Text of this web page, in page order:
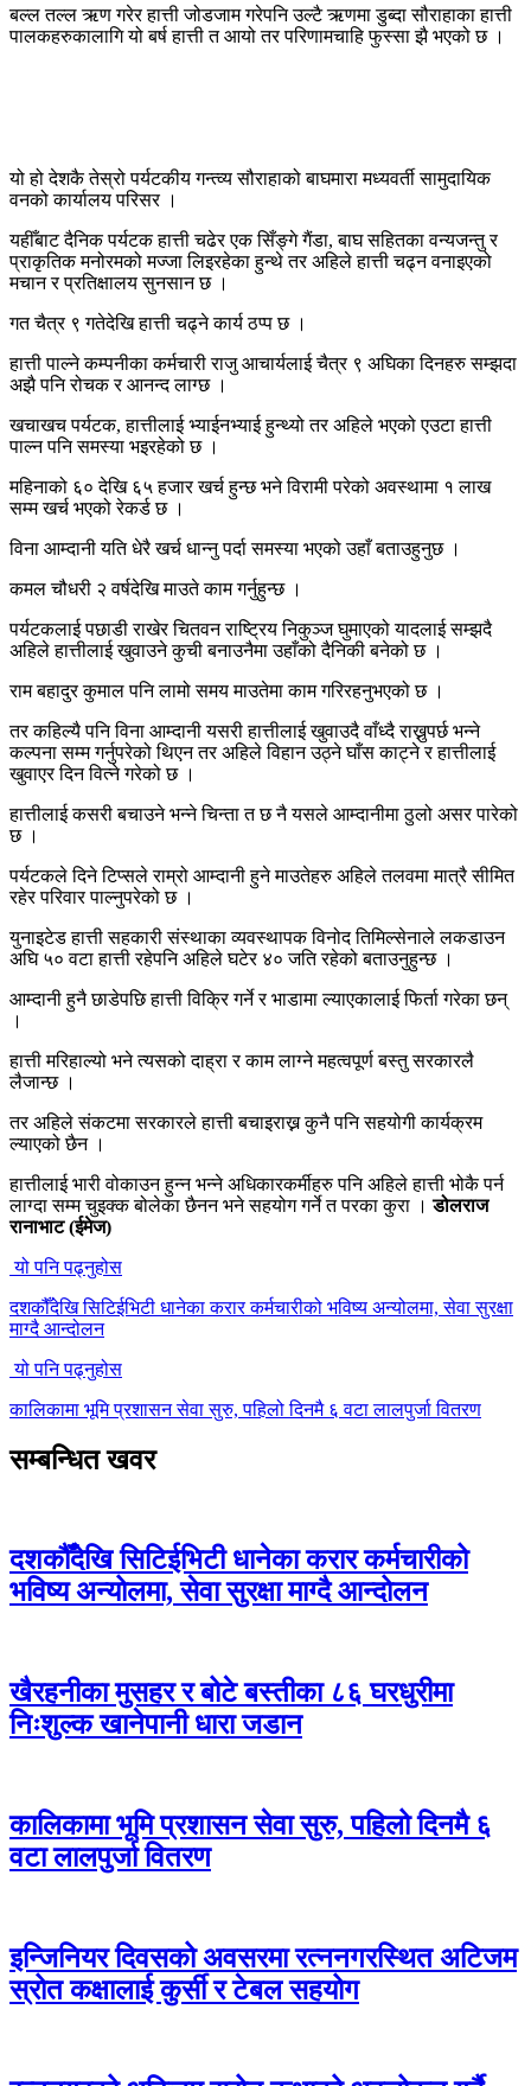
बल्ल तल्ल ऋण गरेर हात्ती जोडजाम गरेपनि उल्टै ऋणमा डुब्दा सौराहाका हात्ती
पालकहरुकालागि यो बर्ष हात्ती त आयो तर परिणामचाहि फुस्सा झै भएको छ ।
यो हो देशकै तेस्रो पर्यटकीय गन्त्व्य सौराहाको बाघमारा मध्यवर्ती सामुदायिक
वनको कार्यालय परिसर ।
यहीँबाट दैनिक पर्यटक हात्ती चढेर एक सिँङ्गे गैंडा, बाघ सहितका वन्यजन्तु र
प्राकृतिक मनोरमको मज्जा लिइरहेका हुन्थे तर अहिले हात्ती चढ्न वनाइएको
मचान र प्रतिक्षालय सुनसान छ ।
गत चैत्र ९ गतेदेखि हात्ती चढ्ने कार्य ठप्प छ ।
हात्ती पाल्ने कम्पनीका कर्मचारी राजु आचार्यलाई चैत्र ९ अघिका दिनहरु सम्झदा
अझै पनि रोचक र आनन्द लाग्छ ।
खचाखच पर्यटक, हात्तीलाई भ्याईनभ्याई हुन्थ्यो तर अहिले भएको एउटा हात्ती
पाल्न पनि समस्या भइरहेको छ ।
महिनाको ६० देखि ६५ हजार खर्च हुन्छ भने विरामी परेको अवस्थामा १ लाख
सम्म खर्च भएको रेकर्ड छ ।
विना आम्दानी यति धेरै खर्च धान्नु पर्दा समस्या भएको उहाँ बताउहुनुछ ।
कमल चौधरी २ वर्षदेखि माउते काम गर्नुहुन्छ ।
पर्यटकलाई पछाडी राखेर चितवन राष्ट्रिय निकुञ्ज घुमाएको यादलाई सम्झदै
अहिले हात्तीलाई खुवाउने कुची बनाउनैमा उहाँको दैनिकी बनेको छ ।
राम बहादुर कुमाल पनि लामो समय माउतेमा काम गरिरहनुभएको छ ।
तर कहिल्यै पनि विना आम्दानी यसरी हात्तीलाई खुवाउदै वाँध्दै राख्नुपर्छ भन्ने
कल्पना सम्म गर्नुपरेको थिएन तर अहिले विहान उठ्ने घाँस काट्ने र हात्तीलाई
खुवाएर दिन वित्ने गरेको छ ।
हात्तीलाई कसरी बचाउने भन्ने चिन्ता त छ नै यसले आम्दानीमा ठुलो असर पारेको
छ ।
पर्यटकले दिने टिप्सले राम्रो आम्दानी हुने माउतेहरु अहिले तलवमा मात्रै सीमित
रहेर परिवार पाल्नुपरेको छ ।
युनाइटेड हात्ती सहकारी संस्थाका व्यवस्थापक विनोद तिमिल्सेनाले लकडाउन
अघि ५० वटा हात्ती रहेपनि अहिले घटेर ४० जति रहेको बताउनुहुन्छ ।
आम्दानी हुनै छाडेपछि हात्ती विक्रि गर्ने र भाडामा ल्याएकालाई फिर्ता गरेका छन्
।
हात्ती मरिहाल्यो भने त्यसको दाह्रा र काम लाग्ने महत्वपूर्ण बस्तु सरकारलै
लैजान्छ ।
तर अहिले संकटमा सरकारले हात्ती बचाइराख्न कुनै पनि सहयोगी कार्यक्रम
ल्याएको छैन ।
हात्तीलाई भारी वोकाउन हुन्न भन्ने अधिकारकर्मीहरु पनि अहिले हात्ती भोकै पर्न
लाग्दा सम्म चुइक्क बोलेका छैनन भने सहयोग गर्ने त परका कुरा ।डोलराज
रानाभाट (ईमेज)
यो पनि पढ्नुहोस
दशकौँदेखि सिटिईभिटी धानेका करार कर्मचारीको भविष्य अन्योलमा, सेवा सुरक्षा
माग्दै आन्दोलन
यो पनि पढ्नुहोस
कालिकामा भूमि प्रशासन सेवा सुरु, पहिलो दिनमै ६ वटा लालपुर्जा वितरण
सम्बन्धित खवर
दशकौँदेखि सिटिईभिटी धानेका करार कर्मचारीको
भविष्य अन्योलमा, सेवा सुरक्षा माग्दै आन्दोलन
खैरहनीका मुसहर र बोटे बस्तीका ८६ घरधुरीमा
निःशुल्क खानेपानी धारा जडान
कालिकामा भूमि प्रशासन सेवा सुरु, पहिलो दिनमै ६
वटा लालपुर्जा वितरण
इन्जिनियर दिवसको अवसरमा रत्ननगरस्थित अटिजम
स्रोत कक्षालाई कुर्सी र टेबल सहयोग